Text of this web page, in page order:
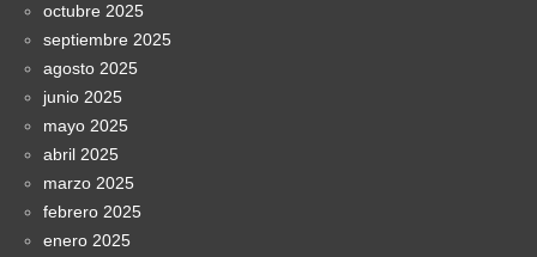
octubre 2025
septiembre 2025
agosto 2025
junio 2025
mayo 2025
abril 2025
marzo 2025
febrero 2025
enero 2025